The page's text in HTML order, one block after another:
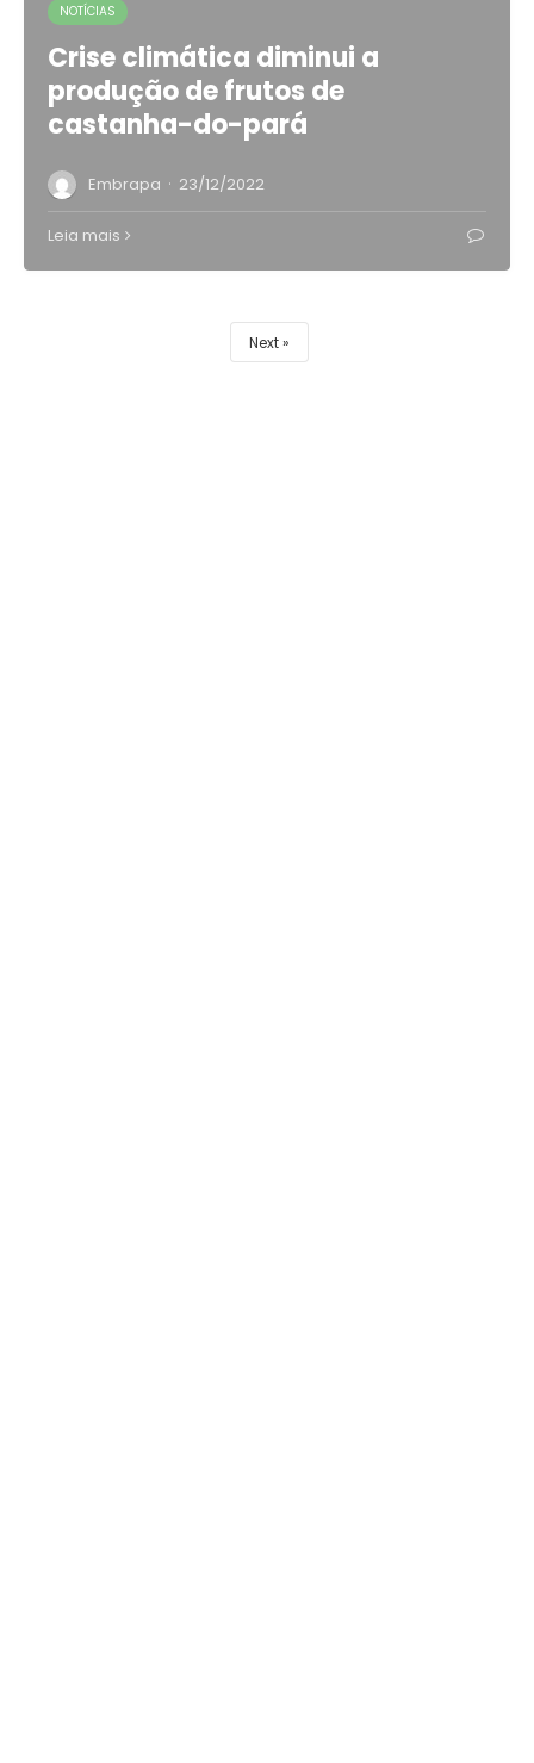
NOTÍCIAS
Crise climática diminui a
produção de frutos de
castanha-do-pará
Embrapa · 23/12/2022
Leia mais
Next